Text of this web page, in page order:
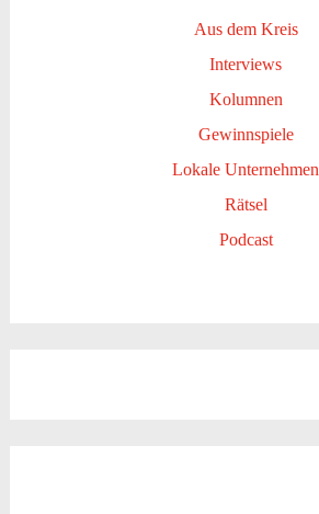
Aus dem Kreis
Interviews
Kolumnen
Gewinnspiele
Lokale Unternehmen
Rätsel
Podcast